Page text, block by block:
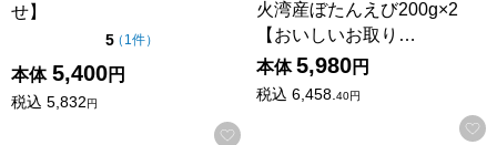
せ】
5点（5点満点中）
（ 1件の評価
）
本体 5,400円
税込 5,832円
お気に入りに登録する
火湾産ぼたんえび200g×2
【おいしいお取り…
本体 5,980円
税込 6,458. 40円